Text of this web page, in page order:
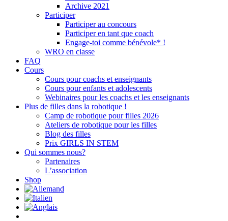
Archive 2021
Participer
Participer au concours
Participer en tant que coach
Engage-toi comme bénévole* !
WRO en classe
FAQ
Cours
Cours pour coachs et enseignants
Cours pour enfants et adolescents
Webinaires pour les coachs et les enseignants
Plus de filles dans la robotique !
Camp de robotique pour filles 2026
Ateliers de robotique pour les filles
Blog des filles
Prix GIRLS IN STEM
Qui sommes nous?
Partenaires
L’association
Shop